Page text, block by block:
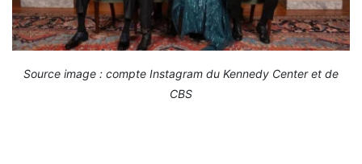
Source image : compte Instagram du Kennedy Center et de
CBS